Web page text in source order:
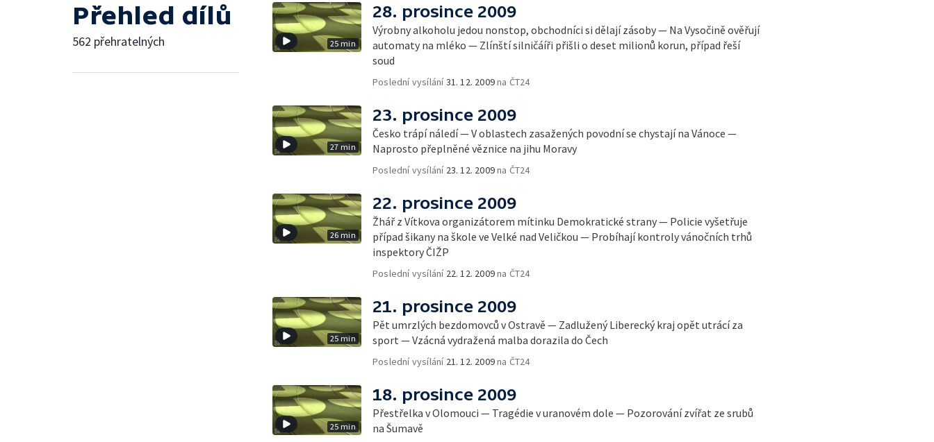
Přehled dílů
562 přehratelných 25 min
28. prosince 2009
Výrobny alkoholu jedou nonstop, obchodníci si dělají zásoby — Na Vysočině ověřují
automaty na mléko — Zlínští silničáíři přišli o deset milionů korun, případ řeší
soud
Poslední vysílání31. 12. 2009na ČT24
27 min
23. prosince 2009
Česko trápí náledí — V oblastech zasažených povodní se chystají na Vánoce —
Naprosto přeplněné věznice na jihu Moravy
Poslední vysílání 23. 12. 2009na ČT24
26 min
22. prosince 2009
Žhář z Vítkova organizátorem mítinku Demokratické strany — Policie vyšetřuje
případ šikany na škole ve Velké nad Veličkou — Probíhají kontroly vánočních trhů
inspektory ČIŽP
Poslední vysílání 22. 12. 2009na ČT24
25 min
21. prosince 2009
Pět umrzlých bezdomovců v Ostravě — Zadlužený Liberecký kraj opět utrácí za
sport — Vzácná vydražená malba dorazila do Čech
Poslední vysílání 21. 12. 2009na ČT24
25 min
18. prosince 2009
Přestřelka v Olomouci — Tragédie v uranovém dole — Pozorování zvířat ze srubů
na Šumavě